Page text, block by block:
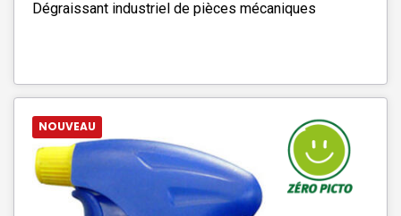
Dégraissant industriel de pièces mécaniques
NOUVEAU